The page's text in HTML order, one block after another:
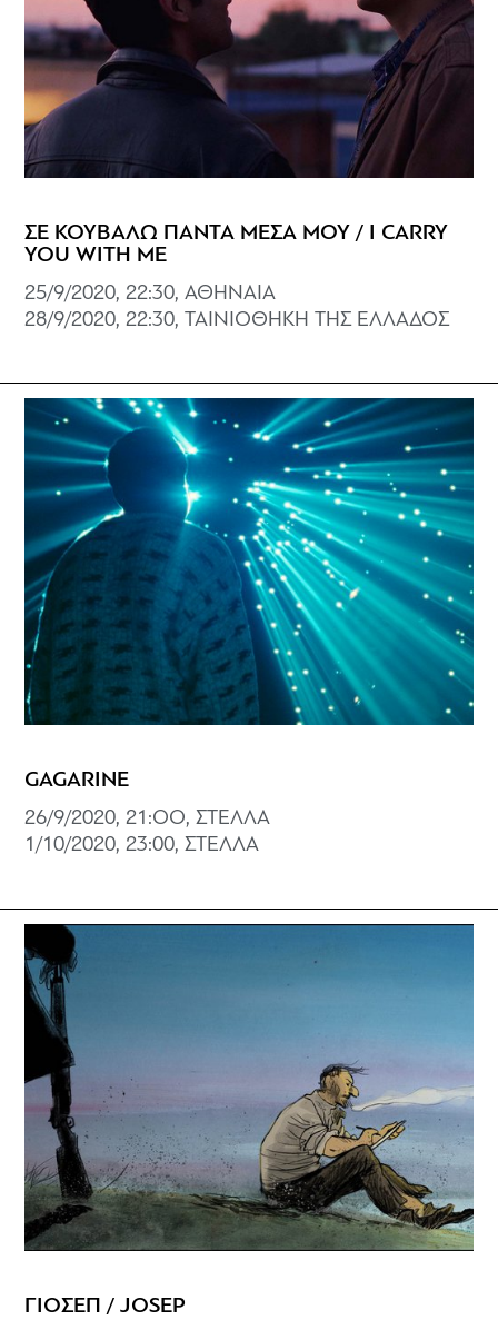
ΣΕ ΚΟΥΒΑΛΩ ΠΑΝΤΑ ΜΕΣΑ ΜΟΥ / I CARRY
YOU WITH ME
25/9/2020, 22:30, ΑΘΗΝΑΙΑ
28/9/2020, 22:30, ΤΑΙΝΙΟΘΗΚΗ ΤΗΣ ΕΛΛΑΔΟΣ
GAGARINE
26/9/2020, 21:OO, ΣΤΕΛΛΑ
1/10/2020, 23:00, ΣΤΕΛΛΑ
ΓΙΟΣΕΠ / JOSEP